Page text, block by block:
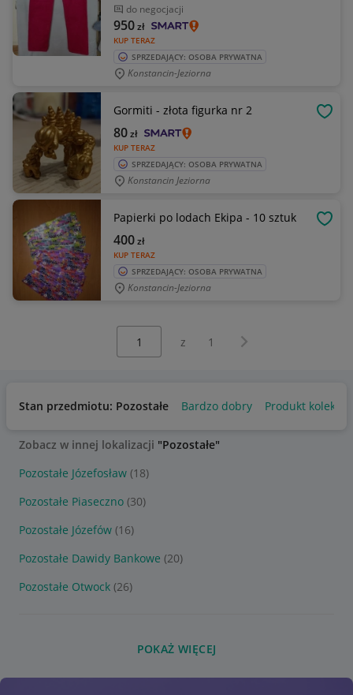
do negocjacji
KUP TERAZ
950zł
SPRZEDAJĄCY: OSOBA PRYWATNA
Konstancin-Jeziorna
Gormiti - złota figurka nr 2
KUP TERAZ
80zł
SPRZEDAJĄCY: OSOBA PRYWATNA
Konstancin Jeziorna
Papierki po lodach Ekipa - 10 sztuk
KUP TERAZ
400zł
SPRZEDAJĄCY: OSOBA PRYWATNA
Konstancin-Jeziorna
z 1 Następna strona
Stan przedmiotu: Pozostałe Bardzo dobry Produkt
Zobacz w innej lokalizacji "Pozostałe"
Pozostałe Józefosław (18)
Pozostałe Piaseczno (30)
Pozostałe Józefów (16)
Pozostałe Dawidy Bankowe (20)
Pozostałe Otwock (26)
POKAŻ WIĘCEJ